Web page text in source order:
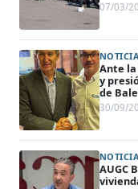
07/03/
Ante
y
de
30/09/
AUGC